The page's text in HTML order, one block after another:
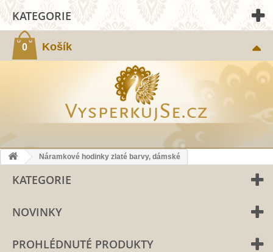
0 Košík
KATEGORIE
Náramkové hodinky zlaté barvy, dámské
KATEGORIE
NOVINKY
PROHLÉDNUTÉ PRODUKTY